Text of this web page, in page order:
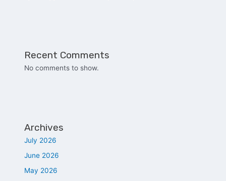
Recent Comments
No comments to show.
Archives
July 2026
June 2026
May 2026